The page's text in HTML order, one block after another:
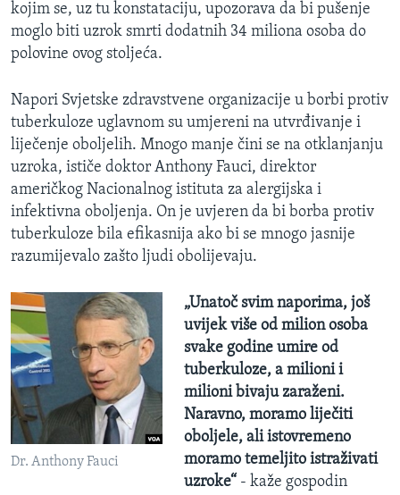
kojim se, uz tu konstataciju, upozorava da bi pušenje
moglo biti uzrok smrti dodatnih 34 miliona osoba do
polovine ovog stoljeća.
Napori Svjetske zdravstvene organizacije u borbi protiv
tuberkuloze uglavnom su umjereni na utvrđivanje i
liječenje oboljelih. Mnogo manje čini se na otklanjanju
uzroka, ističe doktor Anthony Fauci, direktor
američkog Nacionalnog istituta za alergijska i
infektivna oboljenja. On je uvjeren da bi borba protiv
tuberkuloze bila efikasnija ako bi se mnogo jasnije
razumijevalo zašto ljudi obolijevaju.
Dr. Anthony Fauci
„Unatoč svim naporima, još
uvijek više od milion osoba
svake godine umire od
tuberkuloze, a milioni i
milioni bivaju zaraženi.
Naravno, moramo liječiti
oboljele, ali istovremeno
moramo temeljito istraživati
uzroke“- kaže gospodin